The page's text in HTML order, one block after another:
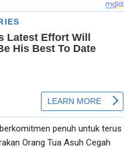
penuh untuk terus
Orang Tua Asuh Cegah